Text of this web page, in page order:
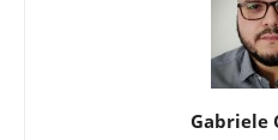
Gabriele